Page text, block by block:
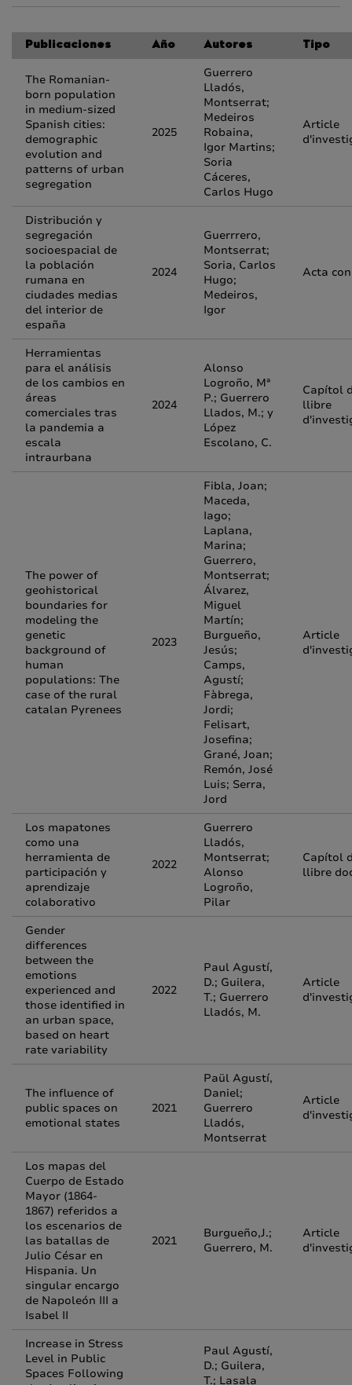
Publicaciones Año Autores Tipo
The Romanian-
born population
in medium-sized
Spanish cities:
demographic
evolution and
patterns of urban
segregation
2025
Guerrero
Lladós,
Montserrat;
Medeiros
Robaina,
Igor Martins;
Soria
Cáceres,
Carlos Hugo
Article
Distribución y
segregación
socioespacial de
la población
rumana en
ciudades medias
del interior de
españa
2024
Guerrrero,
Montserrat;
Soria, Carlos
Hugo;
Medeiros,
Igor
Acta
Herramientas
para el análisis
de los cambios en
áreas
comerciales tras
la pandemia a
escala
intraurbana
2024
Alonso
Logroño, Mª
P.; Guerrero
Llados, M.; y
López
Escolano, C.
Capítol
llibre
The power of
geohistorical
boundaries for
modeling the
genetic
background of
human
populations: The
case of the rural
catalan Pyrenees
2023
Fibla, Joan;
Maceda,
Iago;
Laplana,
Marina;
Guerrero,
Montserrat;
Álvarez,
Miguel
Martín;
Burgueño,
Jesús;
Camps,
Agustí;
Fàbrega,
Jordi;
Felisart,
Josefina;
Grané, Joan;
Remón, José
Luis; Serra,
Jord
Article
Los mapatones
como una
herramienta de
participación y
aprendizaje
colaborativo
2022
Guerrero
Lladós,
Montserrat;
Alonso
Logroño,
Pilar
Capítol
llibre
Gender
differences
between the
emotions
experienced and
those identified in
an urban space,
based on heart
rate variability
2022
Paul Agustí,
D.; Guilera,
T.; Guerrero
Lladós, M.
Article
The influence of
public spaces on
emotional states
2021
Paül Agustí,
Daniel;
Guerrero
Lladós,
Montserrat
Article
Los mapas del
Cuerpo de Estado
Mayor (1864-
1867) referidos a
los escenarios de
las batallas de
Julio César en
Hispania. Un
singular encargo
de Napoleón III a
Isabel II
2021
Burgueño,J.;
Guerrero, M.
Article
Increase in Stress
Level in Public
Spaces Following
Paul Agustí,
D.; Guilera,
T.; Lasala